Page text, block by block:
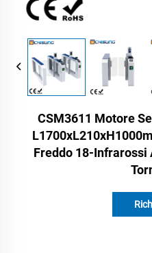
CSM3611 Motore
Freddo 18-Infrarossi